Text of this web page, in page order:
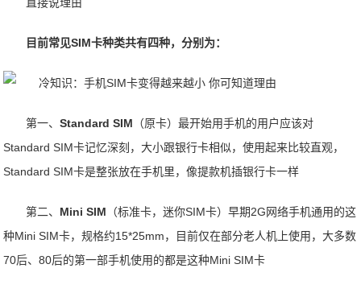
目前常见SIM卡种类共有四种，分别为：
第一、Standard SIM （原卡）最开始用手机的用户应该对
Standard SIM卡记忆深刻，大小跟银行卡相似，使用起来比较直观，
Standard SIM卡是整张放在手机里，像提款机插银行卡一样
第二、 Mini SIM （标准卡，迷你SIM卡）早期2G网络手机通用的这
种Mini SIM卡，规格约15*25mm，目前仅在部分老人机上使用，大多数
70后、80后的第一部手机使用的都是这种Mini SIM卡